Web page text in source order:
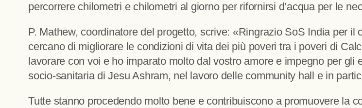
percorrere chilometri e chilometri al giorno per rifornirsi d’acqua per le
P. Mathew, coordinatore del progetto, scrive: «Ringrazio SoS India per
cercano di migliorare le condizioni di vita dei più poveri tra i poveri di
lavorare con voi e ho imparato molto dal vostro amore e impegno per gli
socio-sanitaria di Jesu Ashram, nel lavoro delle community hall e in
Tutte stanno procedendo molto bene e contribuiscono a promuovere la